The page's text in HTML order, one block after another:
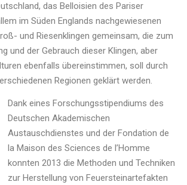
das Belloisien des Pariser
im Süden Englands nachgewiesenen
und Riesenklingen gemeinsam, die zum
und der Gebrauch dieser Klingen, aber
ebenfalls übereinstimmen, soll durch
Regionen geklärt werden.
Dank eines Forschungsstipendiums des
Deutschen Akademischen
Austauschdienstes und der Fondation de
la Maison des Sciences de l’Homme
konnten 2013 die Methoden und Techniken
zur Herstellung von Feuersteinartefakten